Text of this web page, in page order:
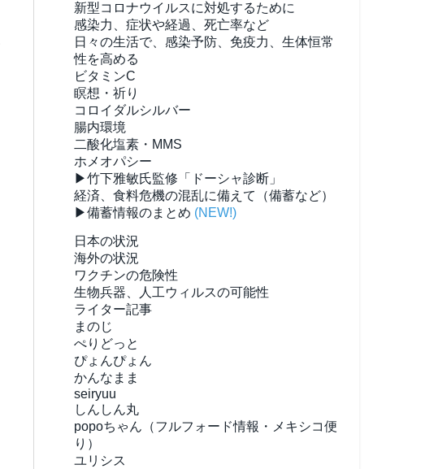
新型コロナウイルスに対処するために
感染力、症状や経過、死亡率など
日々の生活で、感染予防、免疫力、生体恒常
性を高める
ビタミンC
瞑想・祈り
コロイダルシルバー
腸内環境
二酸化塩素・MMS
ホメオパシー
▶竹下雅敏氏監修「ドーシャ診断」
経済、食料危機の混乱に備えて（備蓄など）
▶備蓄情報のまとめ (NEW!)
日本の状況
海外の状況
ワクチンの危険性
生物兵器、人工ウィルスの可能性
ライター記事
まのじ
ぺりどっと
ぴょんぴょん
かんなまま
seiryuu
しんしん丸
popoちゃん（フルフォード情報・メキシコ便
り）
ユリシス